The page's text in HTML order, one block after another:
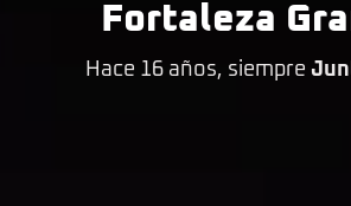
Fortaleza
Hace 16 años, siempre